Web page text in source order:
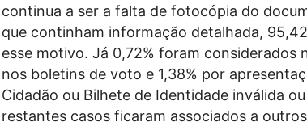
continua a ser a falta de fotocópia do
que continham informação detalhada,
esse motivo. Já 0,72% foram considerados
nos boletins de voto e 1,38% por
Cidadão ou Bilhete de Identidade inválida
restantes casos ficaram associados a